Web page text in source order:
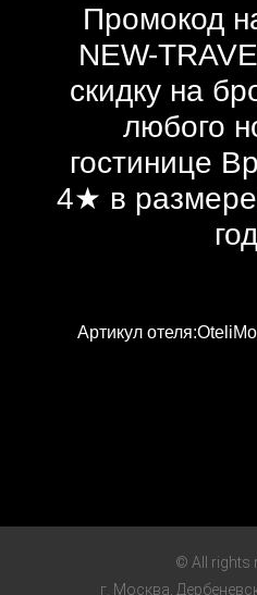
Промокод
NEW-
скидку на
любого
гостинице
4★ в
Артикул
© All rights
г. Москва,